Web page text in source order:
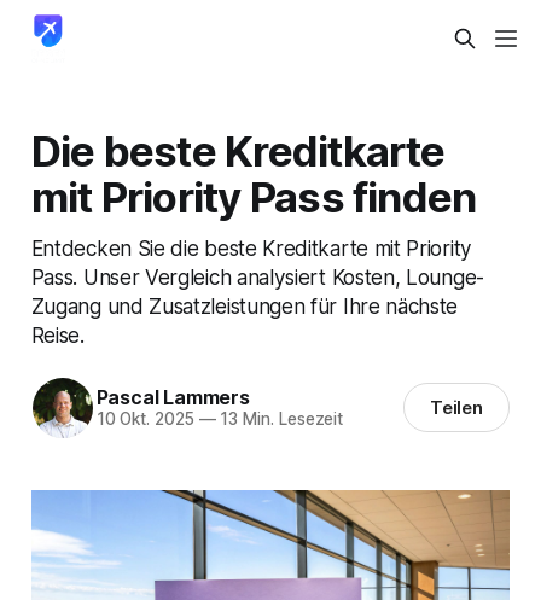
Die beste Kreditkarte
mit Priority Pass finden
Entdecken Sie die beste Kreditkarte mit Priority
Pass. Unser Vergleich analysiert Kosten, Lounge-
Zugang und Zusatzleistungen für Ihre nächste
Reise.
Pascal Lammers
10 Okt. 2025 —13 Min. Lesezeit Teilen